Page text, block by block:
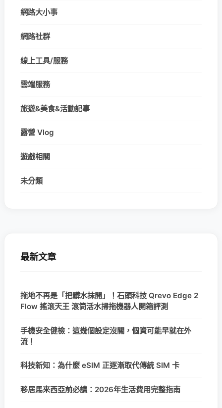
網路大小事
網路社群
線上工具/服務
雲端服務
旅遊&美食&活動記事
露營 Vlog
遊戲相關
未分類
最新文章
拖地不再是「把髒水抹開」！石頭科技 Qrevo Edge 2
Flow 搖滾天王 滾筒活水掃拖機器人開箱評測
手機安全健檢：這幾個設定沒關，個資可能早就在外
流！
科技新知：為什麼 eSIM 正逐漸取代傳統 SIM 卡
移居馬來西亞前必讀：2026年生活費用完整指南